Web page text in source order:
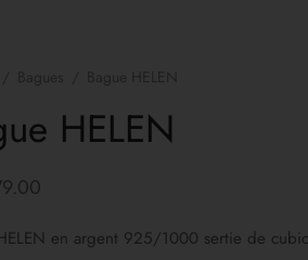
HELEN
en argent 925/1000 sertie de